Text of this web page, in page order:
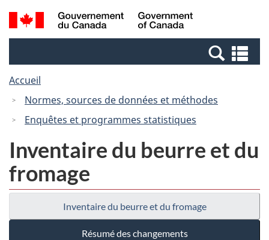
Passer
au
Passer
à
Canada
Recherche
et
et
Accueil
Normes, sources de données et méthodes
Enquêtes et programmes statistiques
Inventaire du beurre et du
fromage
Inventaire du beurre et du fromage
Résumé des changements